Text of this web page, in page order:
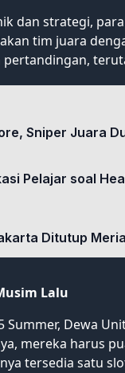
dan strategi,
tim juara
Sniper Juara
Pelajar soal
Ditutup
Lalu
Summer, Dewa
mereka harus
tersedia satu